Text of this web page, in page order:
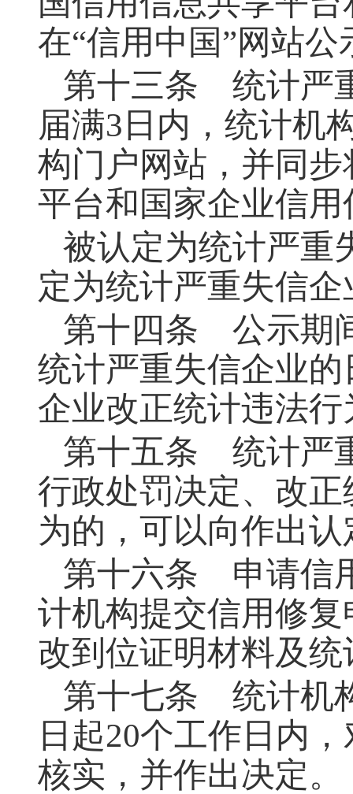
在“信用中国”网站公
第十三条 统计严
届满3日内，统计机
构门户网站，并同
平台和国家企业信
被认定为统计严重
定为统计严重失信
第十四条 公示期
统计严重失信企业
企业改正统计违法行
第十五条 统计严
行政处罚决定、改
为的，可以向作出
第十六条 申请信
计机构提交信用修
改到位证明材料及
第十七条 统计机
日起20个工作日内
核实，并作出决定。